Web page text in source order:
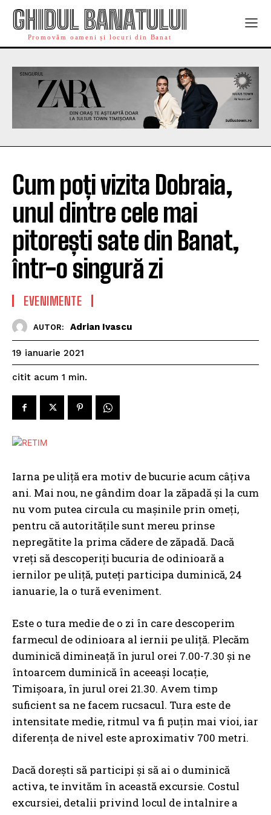
GHIDUL BANATULUI
Promovăm oameni și locuri din Banat
Cum poți vizita Dobraia,
unul dintre cele mai
pitorești sate din Banat,
într-o singură zi
EVENIMENTE
AUTOR: Adrian Ivascu
19 ianuarie 2021
citit acum 1 min.
Iarna pe uliță era motiv de bucurie acum câțiva
ani. Mai nou, ne gândim doar la zăpadă și la cum
nu vom putea circula cu mașinile prin omeți,
pentru că autoritățile sunt mereu prinse
nepregătite la prima cădere de zăpadă. Dacă
vreți să descoperiți bucuria de odinioară a
iernilor pe uliță, puteți participa duminică, 24
ianuarie, la o tură eveniment.
Este o tura medie de o zi în care descoperim
farmecul de odinioara al iernii pe uliță. Plecăm
duminică dimineață în jurul orei 7.00-7.30 și ne
întoarcem duminică în aceeași locație,
Timișoara, în jurul orei 21.30. Avem timp
suficient sa ne facem rucsacul. Tura este de
intensitate medie, ritmul va fi puțin mai vioi, iar
diferența de nivel este aproximativ 700 metri.
Dacă dorești să participi și să ai o duminică
activa, te invităm în această excursie. Costul
excursiei, detalii privind locul de intalnire a